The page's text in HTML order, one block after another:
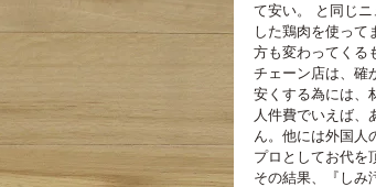
て安い。 と同じ
した鶏肉を使って
方も変わってくる
チェーン店は、確
安くする為には、
人件費でいえば、
ん。他には外国人
プロとしてお代を
その結果、『しみ